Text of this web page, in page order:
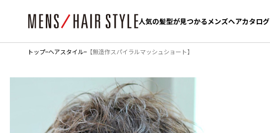
人気の髪型が見つかるメンズヘアカタログ
人気の髪型が見つかるメンズヘアカタログ
トップ ヘアスタイル 【無造作スパイラルマッシュショート】